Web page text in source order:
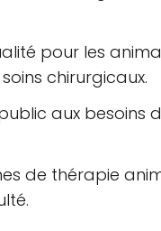
pour les
chirurgicaux.
aux
de thérapie